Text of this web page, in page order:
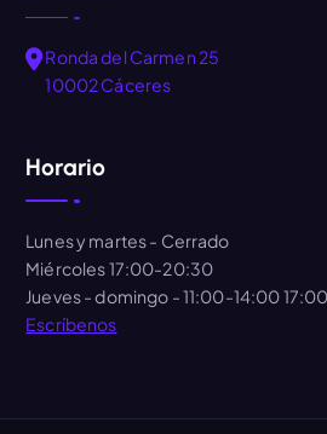
Ronda del Carmen 25
10002 Cáceres
Horario
Lunes y martes- Cerrado
Miércoles17:00-20:30
Jueves - domingo - 11:00-14:00
Escríbenos